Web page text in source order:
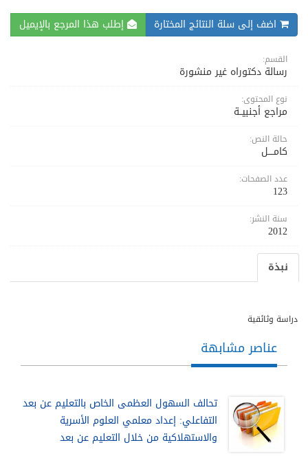
اضف إلى سلة النتائج المختارة إطلب هذا المرجع بالإيميل
القسم:
رسالة دكتوراه غير منشورة
نوع المحتوى:
مراجع أجنبيــة
حالة النص:
كامــــل
عدد الصفحات:
123
سنة النشر:
2012
نبذة
دراسة وثائقية
عناصر مشابهة
تحالف السهول العظمى الخاص بالتعليم عن بعد
التفاعلي: إعداد معلمي العلوم الأسرية
والاستهلاكية من خلال التعليم عن بعد